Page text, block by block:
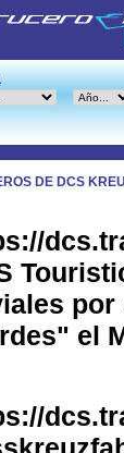
DE DCS
por
el